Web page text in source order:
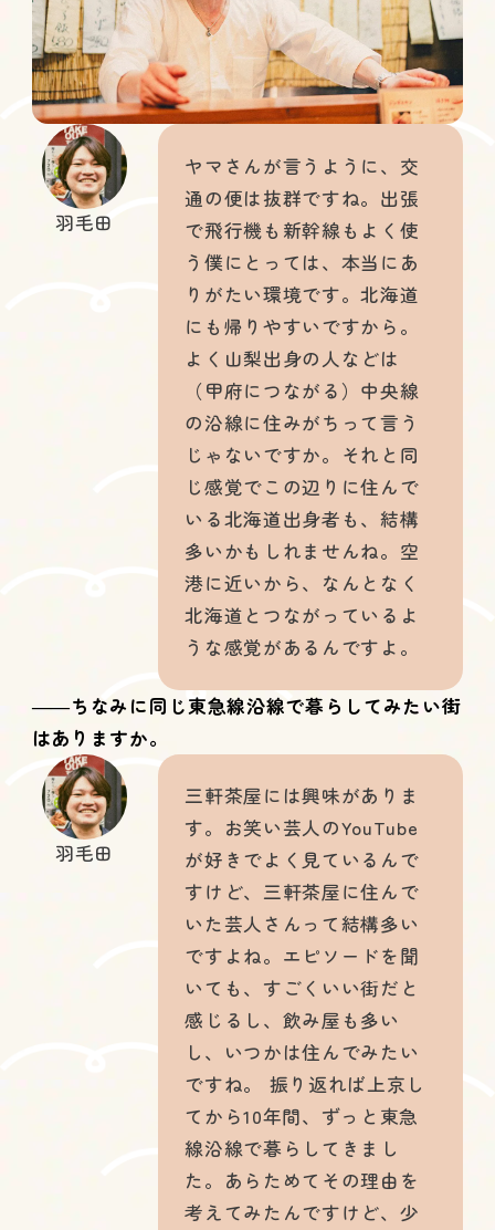
ヤマさんが言うように、交
通の便は抜群ですね。出張
で飛行機も新幹線もよく使
う僕にとっては、本当にあ
りがたい環境です。北海道
にも帰りやすいですから。
よく山梨出身の人などは
（甲府につながる）中央線
の沿線に住みがちって言う
じゃないですか。それと同
じ感覚でこの辺りに住んで
いる北海道出身者も、結構
多いかもしれませんね。空
港に近いから、なんとなく
北海道とつながっているよ
うな感覚があるんですよ。
羽毛田
――ちなみに同じ東急線沿線で暮らしてみたい街
はありますか。
三軒茶屋には興味がありま
す。お笑い芸人のYouTube
が好きでよく見ているんで
すけど、三軒茶屋に住んで
いた芸人さんって結構多い
ですよね。エピソードを聞
いても、すごくいい街だと
感じるし、飲み屋も多い
し、いつかは住んでみたい
ですね。 振り返れば上京し
てから10年間、ずっと東急
線沿線で暮らしてきまし
た。あらためてその理由を
考えてみたんですけど、少
羽毛田